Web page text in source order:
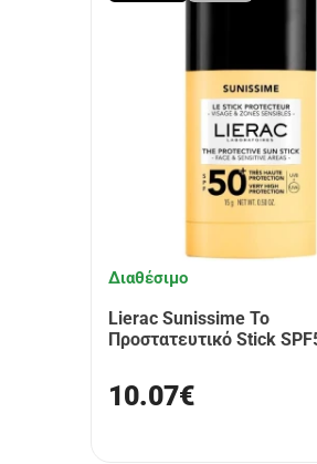
Διαθέσιμο
Lierac Sunissime Το
Προστατευτικό Stick
10.07€